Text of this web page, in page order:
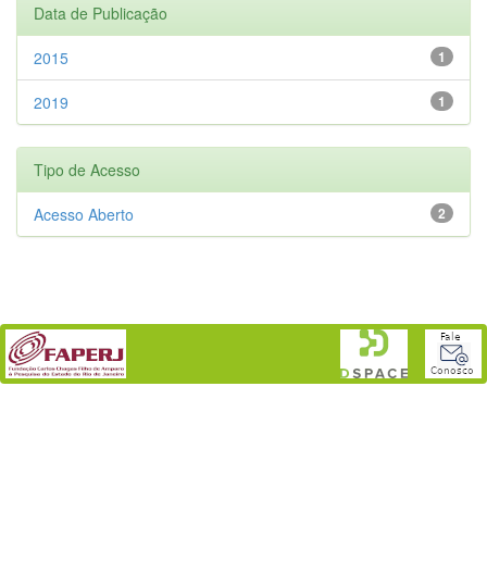
Data de Publicação
1
2015
1
2019
Tipo de Acesso
2
Acesso Aberto